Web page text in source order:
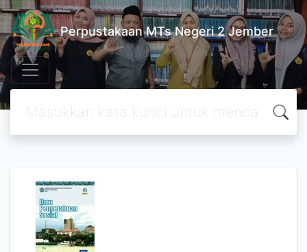
Perpustakaan MTs Negeri 2 Jember